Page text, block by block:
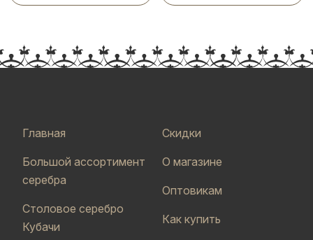
Главная
Большой ассортимент
серебра
Столовое серебро
Кубачи
Скидки
О магазине
Оптовикам
Как купить